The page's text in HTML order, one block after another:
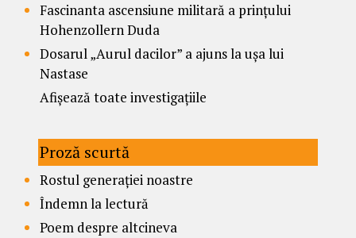
Fascinanta ascensiune militară a prințului
Hohenzollern Duda
Dosarul „Aurul dacilor” a ajuns la ușa lui
Nastase
Afișează toate investigațiile
Proză scurtă
Rostul generației noastre
Îndemn la lectură
Poem despre altcineva